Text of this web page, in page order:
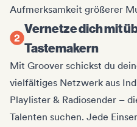
Aufmerksamkeit größerer
Vernetze dich mit
Tastemakern
Mit Groover schickst du
vielfältiges Netzwerk aus
Playlister & Radiosender –
Talenten suchen. Jede